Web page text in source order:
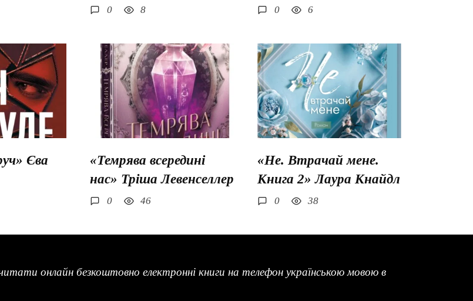
0 8 0 6
Єва
«Темрява всередині
нас» Тріша Левенселлер
0 46
«Не. Втрачай мене.
Книга 2» Лаура Кнайдл
0 38
онлайн безкоштовно електронні книги на телефон українською мовою в